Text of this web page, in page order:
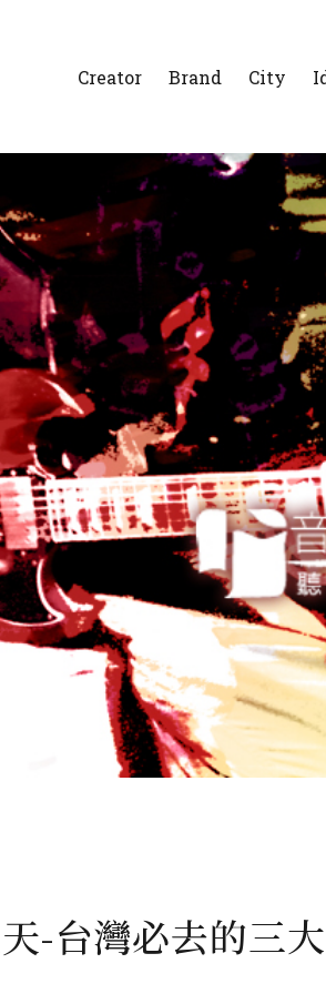
Creator Brand City
-台灣必去的三